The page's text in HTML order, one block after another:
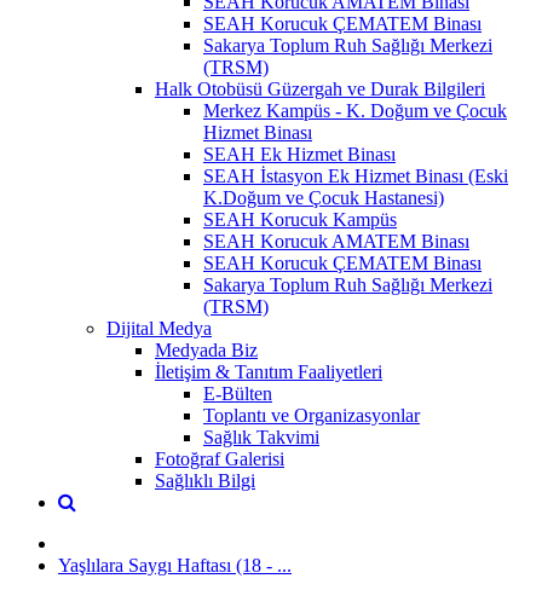
SEAH Korucuk ÇEMATEM Binası
Sakarya Toplum Ruh Sağlığı Merkezi
(TRSM)
Halk Otobüsü Güzergah ve Durak Bilgileri
Merkez Kampüs - K. Doğum ve Çocuk
Hizmet Binası
SEAH Ek Hizmet Binası
SEAH İstasyon Ek Hizmet Binası (Eski
K.Doğum ve Çocuk Hastanesi)
SEAH Korucuk Kampüs
SEAH Korucuk AMATEM Binası
SEAH Korucuk ÇEMATEM Binası
Sakarya Toplum Ruh Sağlığı Merkezi
(TRSM)
Dijital Medya
Medyada Biz
İletişim & Tanıtım Faaliyetleri
E-Bülten
Toplantı ve Organizasyonlar
Sağlık Takvimi
Fotoğraf Galerisi
Sağlıklı Bilgi
Yaşlılara Saygı Haftası (18 - ...